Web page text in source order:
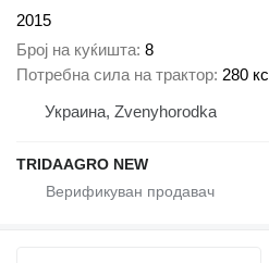
2015
Број на куќишта 8
Потребна сила на трактор 280 кс
Украина, Zvenyhorodka
TRIDAAGRO NEW